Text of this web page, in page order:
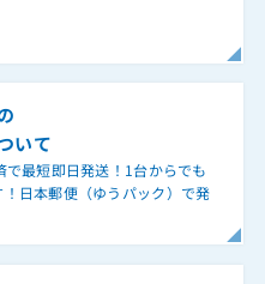
いて
で最短即日発送！1台からでも
日本郵便（ゆうパック）で発